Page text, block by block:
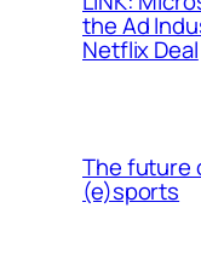
the Ad
Netflix Deal
The future
(e)sports